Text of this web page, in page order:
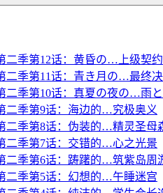
二季第12话：黄昏の…上级契约
二季第11话：青き月の…最终
二季第10话：真夏の夜の…雨
二季第9话：海边的…究极奥义
二季第8话：伪装的…精灵圣母
二季第7话：交错的…心之光景
二季第6话：踌躇的…筑紫岛周
二季第5话：幻想的…午睡迷宫